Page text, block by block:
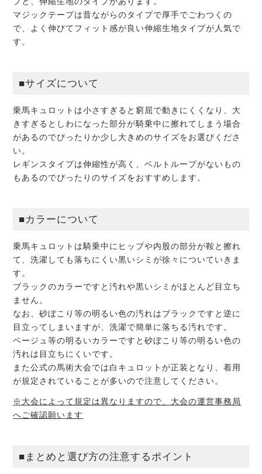
マジックテープは昔ながらのタイプで厚手でごわつくの
で、よく伸びてフィット感が良い伸縮生地タイプが人気で
す。
■サイズについて
乗馬キュロットは小さすぎると窮屈で動きにくくなり、大
きすぎるとしわになった部分が騎乗中に擦れてしまう場合
があるのでぴったりか少し大きめのサイズをお選びくださ
い。
レギンスタイプは伸縮性が高く、ベルトループがないもの
もあるのでぴったりのサイズをおすすめします。
■カラーについて
乗馬キュロットは騎乗中にヒップや内股の部分が鞍と擦れ
て、洗濯しても落ちにくい黒いシミが徐々についていきま
す。
ブラックのカラーですと汚れや黒いシミがほとんど目立ち
ません。
なお、砂ぼこり等の明るい色の汚れはブラックですと逆に
目立ってしまいますが、洗濯で簡単に落ちる汚れです。
ベージュ等の明るいカラーですと砂ぼこり等の明るい色の
汚れは目立ちにくいです。
また公式の馬術大会では白キュロットが正装となり、着用
が規定されていることが多いので注意してください。
※大会によって規定は異なりますので、大会の運営事務局
へご確認願います
■まとめと選び方の注意するポイント